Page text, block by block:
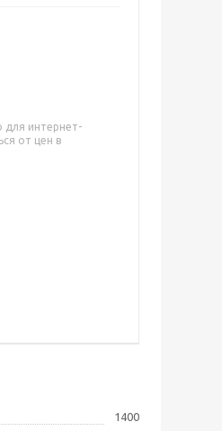
для интернет-
от цен в
1400